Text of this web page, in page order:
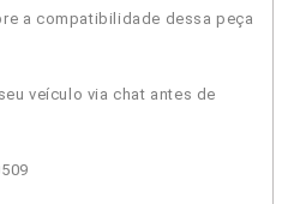
a compatibilidade dessa peça
veículo via chat antes de